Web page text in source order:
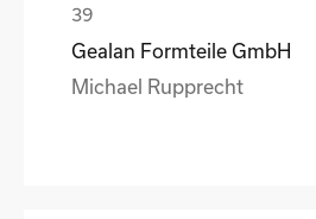
Gealan Formteile GmbH
Michael Rupprecht